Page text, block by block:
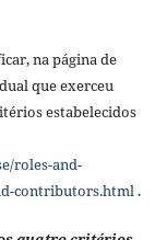
na página de
que exerceu
estabelecidos
roles-and-
contributors.html.